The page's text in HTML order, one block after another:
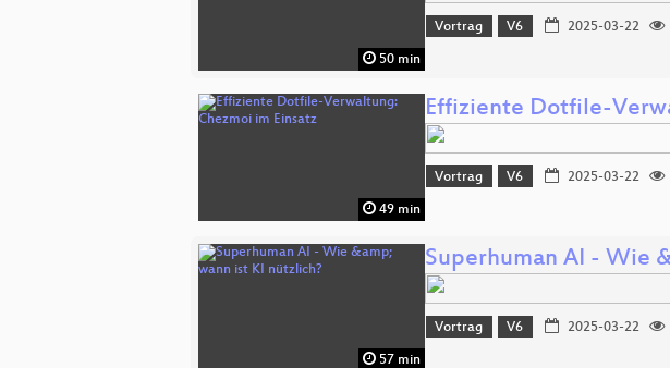
50 min
Vortrag V6 2025-03-22
49 min
Effiziente Dotfile-
Vortrag V6 2025-03-22
57 min
Superhuman AI - Wie
Vortrag V6 2025-03-22